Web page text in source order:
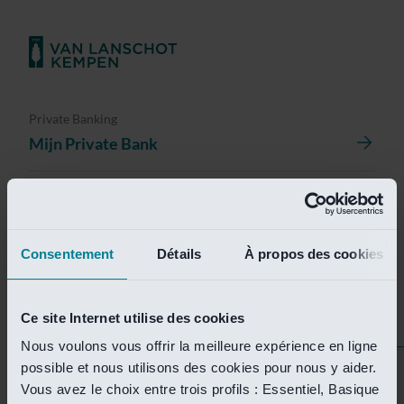
Consentement Détails À propos des cookies
Ce site Internet utilise des cookies
Nous voulons vous offrir la meilleure expérience en ligne
possible et nous utilisons des cookies pour nous y aider.
Vous avez le choix entre trois profils : Essentiel, Basique
Private Banking
Mijn Private Bank
Helaas is deze pagina